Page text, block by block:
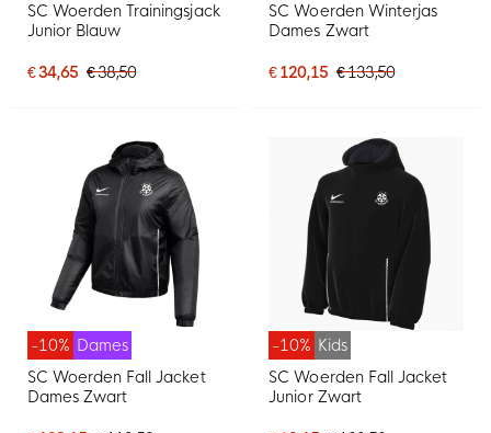
SC Woerden Trainingsjack
Junior Blauw
€ 34,65 € 38,50
SC Woerden Winterjas
Dames Zwart
€ 120,15 € 133,50
-10% Dames
SC Woerden Fall Jacket
Dames Zwart
-10% Kids
SC Woerden Fall Jacket
Junior Zwart